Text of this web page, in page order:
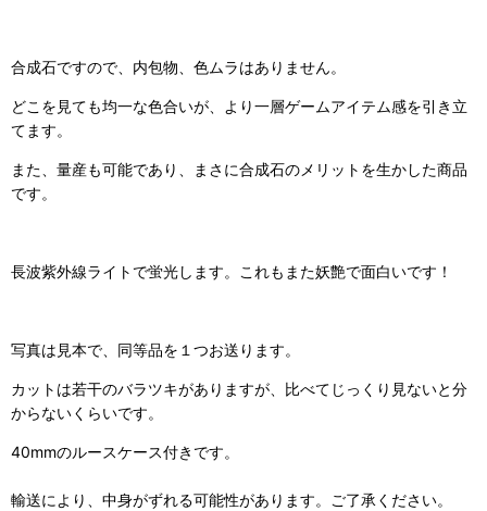
合成石ですので、内包物、色ムラはありません。
どこを見ても均一な色合いが、より一層ゲームアイテム感を引き立
てます。
また、量産も可能であり、まさに合成石のメリットを生かした商品
です。
長波紫外線ライトで蛍光します。これもまた妖艶で面白いです！
写真は見本で、同等品を１つお送ります。
カットは若干のバラツキがありますが、比べてじっくり見ないと分
からないくらいです。
40mmのルースケース付きです。
輸送により、中身がずれる可能性があります。ご了承ください。